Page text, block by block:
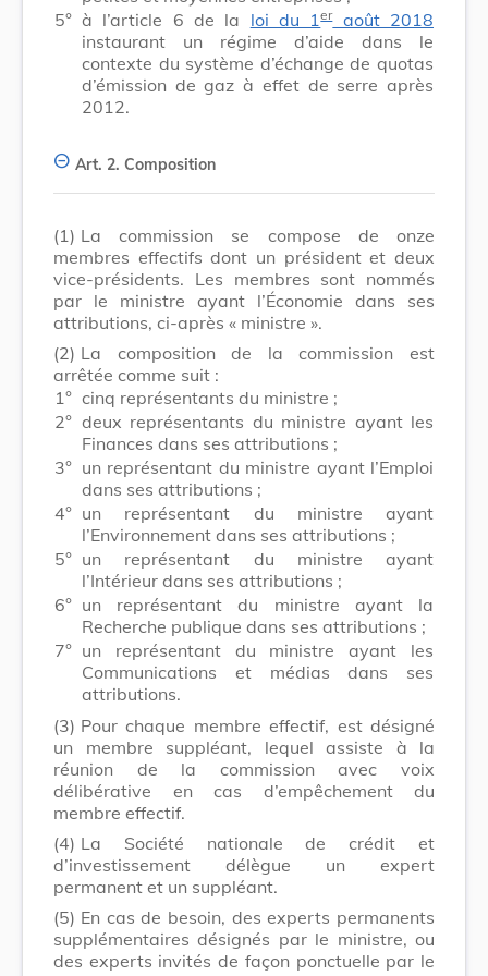
5° à l’article 6 de la loi du 1eraoût 2018
instaurant un régime d’aide dans le
contexte du système d’échange de quotas
d’émission de gaz à effet de serre après
2012.
Art. 2. Composition
(1) La commission se compose de onze
membres effectifs dont un président et deux
vice-présidents. Les membres sont nommés
par le ministre ayant l’Économie dans ses
attributions, ci-après « ministre ».
(2) La composition de la commission est
arrêtée comme suit :
1° cinq représentants du ministre ;
2° deux représentants du ministre ayant les
Finances dans ses attributions ;
3° un représentant du ministre ayant l’Emploi
dans ses attributions ;
4° un représentant du ministre ayant
l’Environnement dans ses attributions ;
5° un représentant du ministre ayant
l’Intérieur dans ses attributions ;
6° un représentant du ministre ayant la
Recherche publique dans ses attributions ;
7° un représentant du ministre ayant les
Communications et médias dans ses
attributions.
(3) Pour chaque membre effectif, est désigné
un membre suppléant, lequel assiste à la
réunion de la commission avec voix
délibérative en cas d’empêchement du
membre effectif.
(4) La Société nationale de crédit et
d’investissement délègue un expert
permanent et un suppléant.
(5) En cas de besoin, des experts permanents
supplémentaires désignés par le ministre, ou
des experts invités de façon ponctuelle par le